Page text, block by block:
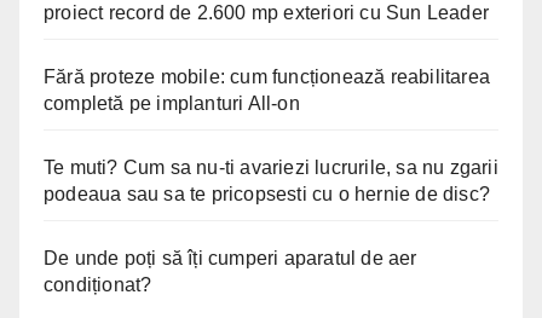
proiect record de 2.600 mp exteriori cu Sun Leader
Fără proteze mobile: cum funcționează reabilitarea
completă pe implanturi All-on
Te muti? Cum sa nu-ti avariezi lucrurile, sa nu zgarii
podeaua sau sa te pricopsesti cu o hernie de disc?
De unde poți să îți cumperi aparatul de aer
condiționat?